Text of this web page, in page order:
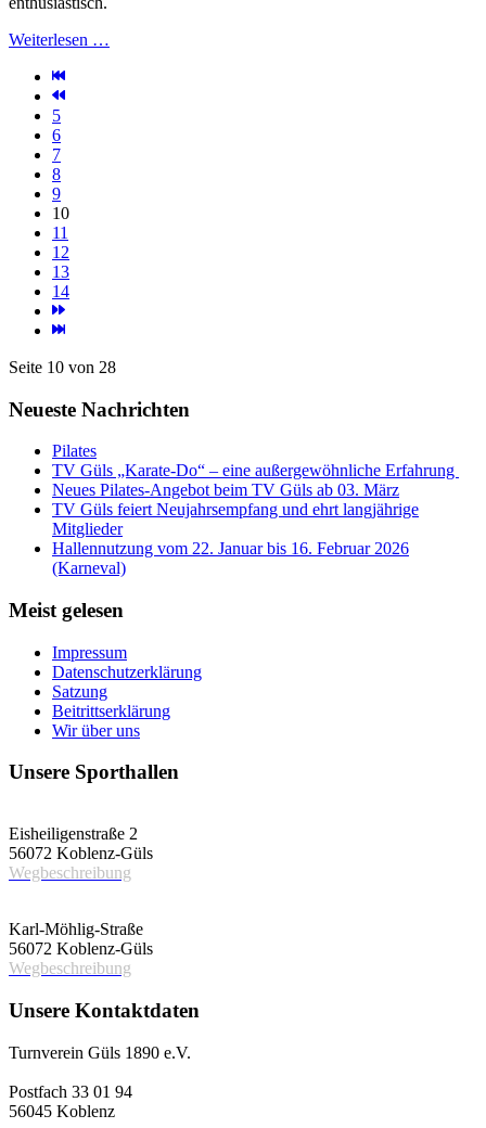
Weiterlesen …
5
6
7
8
9
10
11
12
13
14
Seite 10 von 28
Neueste Nachrichten
Pilates
TV Güls „Karate-Do“ – eine außergewöhnliche Erfahrung
Neues Pilates-Angebot beim TV Güls ab 03. März
TV Güls feiert Neujahrsempfang und ehrt langjährige
Mitglieder
Hallennutzung vom 22. Januar bis 16. Februar 2026
(Karneval)
Meist gelesen
Impressum
Datenschutzerklärung
Satzung
Beitrittserklärung
Wir über uns
Unsere Sporthallen
Eisheiligenstraße 2
56072 Koblenz-Güls
Wegbeschreibung
Karl-Möhlig-Straße
56072 Koblenz-Güls
Wegbeschreibung
Unsere Kontaktdaten
Turnverein Güls 1890 e.V.
Postfach 33 01 94
56045 Koblenz